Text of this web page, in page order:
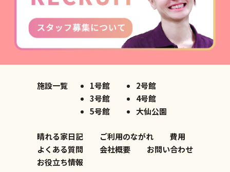
施設一覧 1号館
2号館
3号館
4号館
5号館
大仙公園
晴れる家日記 ご利用のながれ
費用
よくある質問
会社概要
お問い合わせ
お役立ち情報